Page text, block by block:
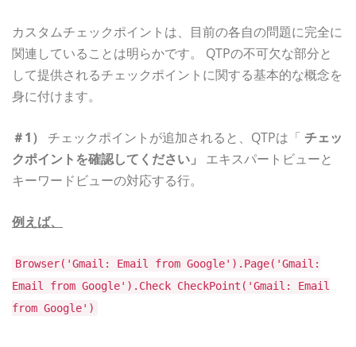
カスタムチェックポイントは、目前の各自の問題に完全に
関連していることは明らかです。 QTPの不可欠な部分と
して提供されるチェックポイントに関する基本的な概念を
身に付けます。
＃1） チェックポイントが追加されると、QTPは「 チェッ
クポイントを確認してください」
エキスパートビューと
キーワードビューの対応する行。
例えば、
Browser('Gmail: Email from Google').Page('Gmail:
Email from Google').Check CheckPoint('Gmail: Email
from Google')